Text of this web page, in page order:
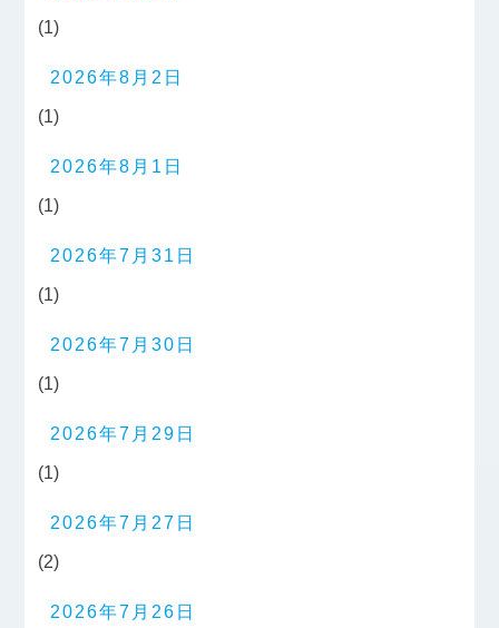
(1)
2026年8月2日
(1)
2026年8月1日
(1)
2026年7月31日
(1)
2026年7月30日
(1)
2026年7月29日
(1)
2026年7月27日
(2)
2026年7月26日